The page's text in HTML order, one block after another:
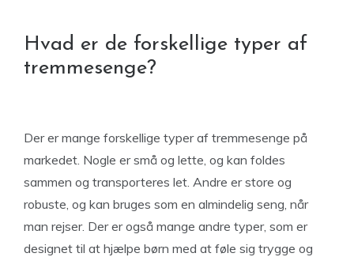
Hvad er de forskellige typer af
tremmesenge?
Der er mange forskellige typer af tremmesenge på
markedet. Nogle er små og lette, og kan foldes
sammen og transporteres let. Andre er store og
robuste, og kan bruges som en almindelig seng, når
man rejser. Der er også mange andre typer, som er
designet til at hjælpe børn med at føle sig trygge og